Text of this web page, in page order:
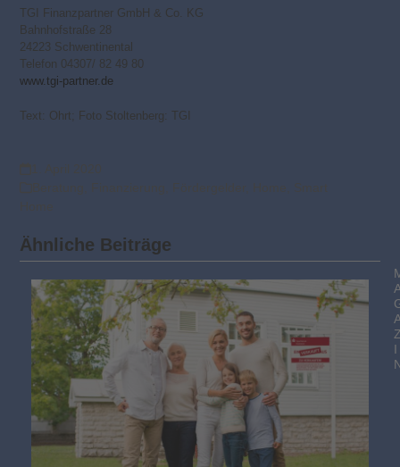
TGI Finanzpartner GmbH & Co. KG
Bahnhofstraße 28
24223 Schwentinental
Telefon 04307/ 82 49 80
www.tgi-partner.de
Text: Ohrt; Foto Stoltenberg: TGI
Ähnliche Beiträge
I